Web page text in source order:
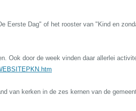
Eerste Dag" of het rooster van "Kind en
Ook door de week vinden daar allerlei
van kerken in de zes kernen van de